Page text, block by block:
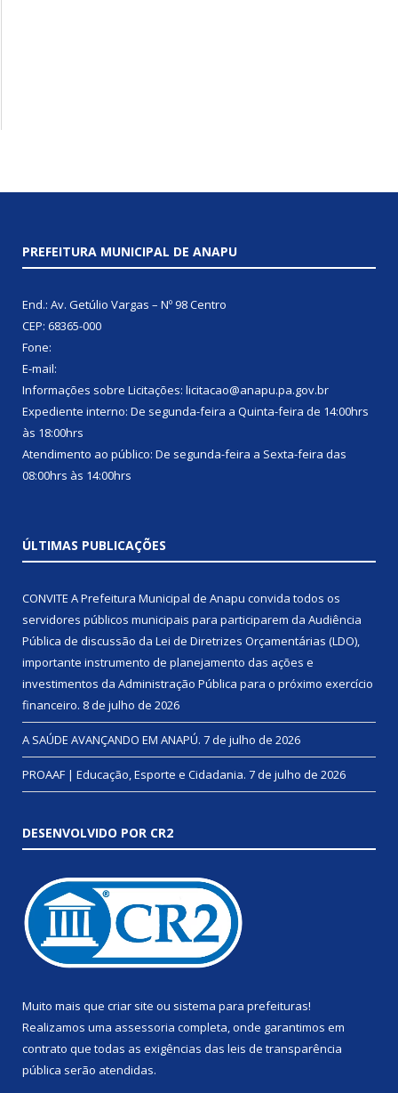
PREFEITURA MUNICIPAL DE ANAPU
End.: Av. Getúlio Vargas – Nº 98 Centro
CEP: 68365-000
Fone:
E-mail:
Informações sobre Licitações: licitacao@anapu.pa.gov.br
Expediente interno: De segunda-feira a Quinta-feira de 14:00hrs
às 18:00hrs
Atendimento ao público: De segunda-feira a Sexta-feira das
08:00hrs às 14:00hrs
ÚLTIMAS PUBLICAÇÕES
CONVITE A Prefeitura Municipal de Anapu convida todos os
servidores públicos municipais para participarem da Audiência
Pública de discussão da Lei de Diretrizes Orçamentárias (LDO),
importante instrumento de planejamento das ações e
investimentos da Administração Pública para o próximo exercício
financeiro. 8 de julho de 2026
A SAÚDE AVANÇANDO EM ANAPÚ. 7 de julho de 2026
PROAAF | Educação, Esporte e Cidadania. 7 de julho de 2026
DESENVOLVIDO POR CR2
Muito mais que criar site ou sistema para prefeituras!
Realizamos uma assessoria completa, onde garantimos em
contrato que todas as exigências das leis de transparência
pública serão atendidas.